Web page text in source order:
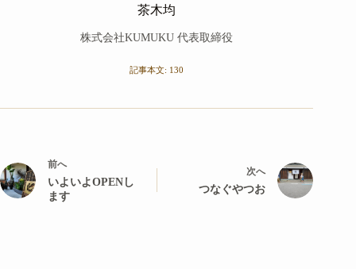
茶木均
株式会社KUMUKU 代表取締役
記事本文: 130
前へ
いよいよOPENし
ます
次へ
つなぐやつお